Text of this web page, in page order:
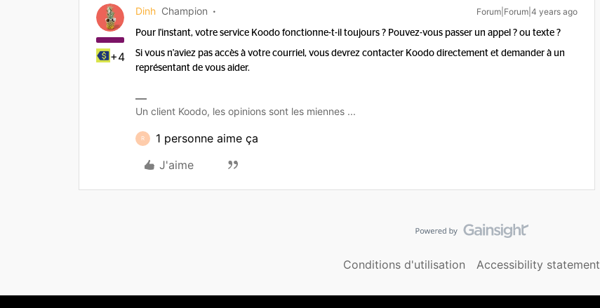
+4
Dinh Champion Forum|Forum|4 years ago
Pour l'instant, votre service Koodo fonctionne-t-il toujours ? Pouvez-vous passer un appel ? ou texte ?
Si vous n'aviez pas accès à votre courriel, vous devrez contacter Koodo directement et demander à un
représentant de vous aider.
Un client Koodo, les opinions sont les miennes ...
R
1 personne aime ça
J'aime
Conditions d'utilisation Accessibility statement